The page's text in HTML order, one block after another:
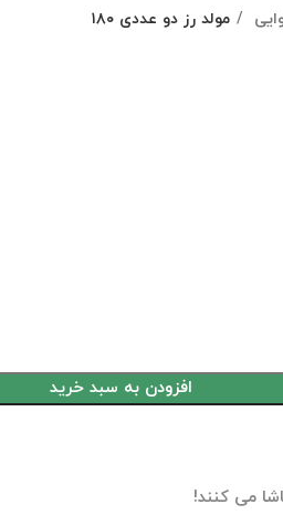
مولد رز دو عددی ۱۸۰
افزودن به سبد خرید
می کنند!